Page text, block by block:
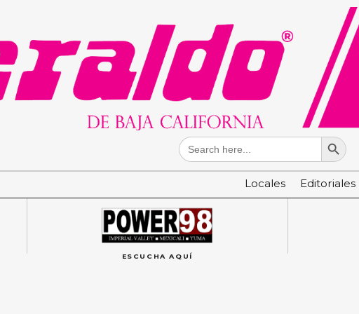
Search
for:
Search Button
Locales Editoriales
ESCUCHA AQUÍ